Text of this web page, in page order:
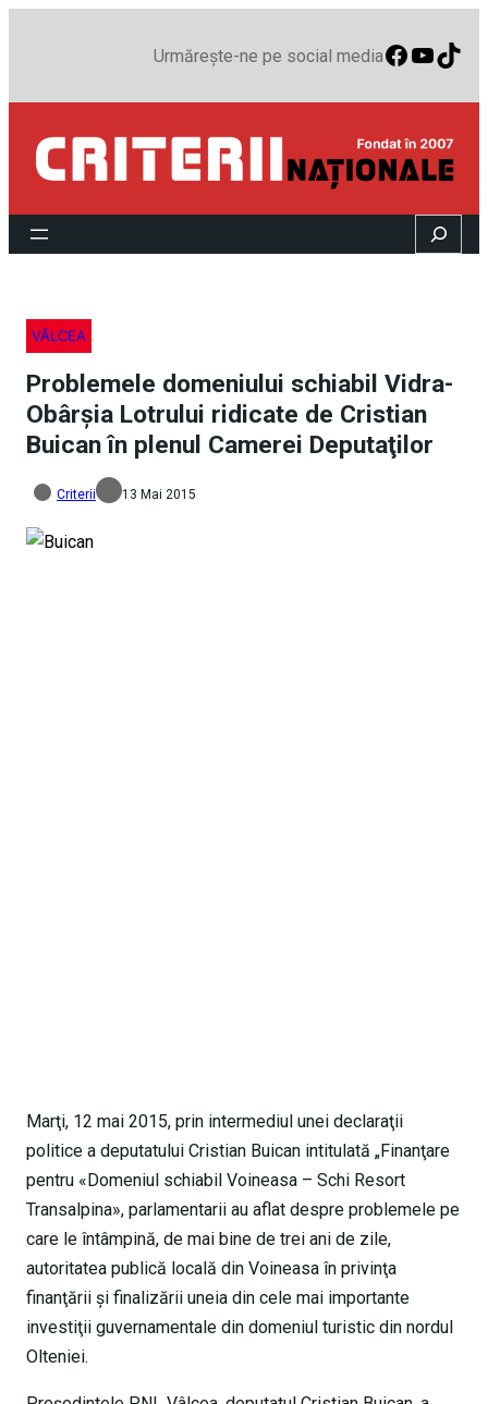
Urmărește-ne pe social media
Search
VÂLCEA
Problemele domeniului schiabil Vidra-
Obârşia Lotrului ridicate de Cristian
Buican în plenul Camerei Deputaţilor
Criterii 13 Mai 2015
Marţi, 12 mai 2015, prin intermediul unei declaraţii
politice a deputatului Cristian Buican intitulată „Finanţare
pentru «Domeniul schiabil Voineasa – Schi Resort
Transalpina», parlamentarii au aflat despre problemele pe
care le întâmpină, de mai bine de trei ani de zile,
autoritatea publică locală din Voineasa în privinţa
finanţării şi finalizării uneia din cele mai importante
investiţii guvernamentale din domeniul turistic din nordul
Olteniei.